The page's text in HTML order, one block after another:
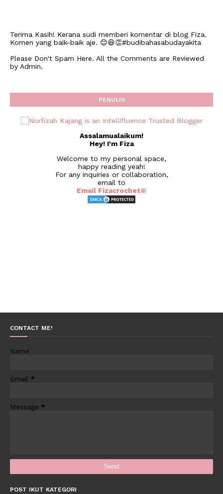
Terima Kasih! Kerana sudi memberi komentar di blog Fiza.
Komen yang baik-baik aje. 😊😆👏#budibahasabudayakita
Please Don't Spam Here. All the Comments are Reviewed
by Admin.
PENULIS
Assalamualaikum!
Hey! I'm Fiza
Welcome to my personal space,
happy reading yeah!
For any inquiries or collaboration,
email to
Email Fizacrochet©
CONTACT ME!
Name
Email *
Message *
POST IKUT KATEGORI